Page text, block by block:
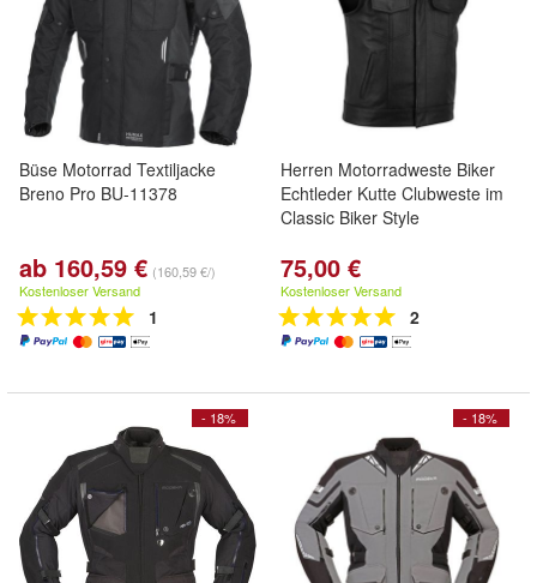
Büse Motorrad Textiljacke
Breno Pro BU-11378
ab 160,59 € (160,59 €/)
Kostenloser Versand
1
Herren Motorradweste Biker
Echtleder Kutte Clubweste im
Classic Biker Style
75,00 €
Kostenloser Versand
2
- 18% - 18%